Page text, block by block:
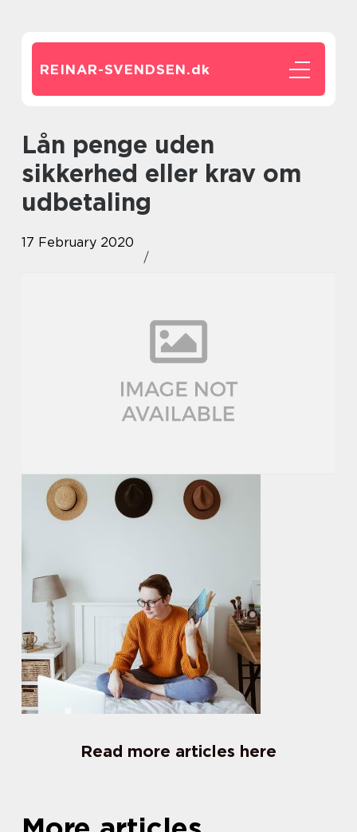
REINAR-SVENDSEN.dk
Lån penge uden
sikkerhed eller krav om
udbetaling
17 February 2020
Read more articles here